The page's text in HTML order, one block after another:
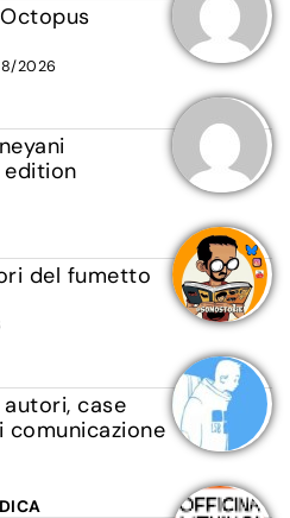
2026
del fumetto
case
comunicazione